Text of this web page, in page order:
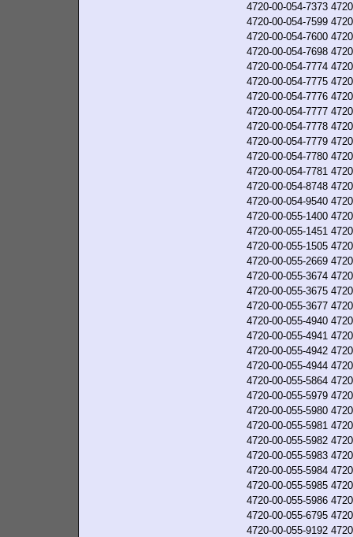
4720-00-054-7373
4720-00-054-7599
4720-00-054-7600
4720-00-054-7698
4720-00-054-7774
4720-00-054-7775
4720-00-054-7776
4720-00-054-7777
4720-00-054-7778
4720-00-054-7779
4720-00-054-7780
4720-00-054-7781
4720-00-054-8748
4720-00-054-9540
4720-00-055-1400
4720-00-055-1451
4720-00-055-1505
4720-00-055-2669
4720-00-055-3674
4720-00-055-3675
4720-00-055-3677
4720-00-055-4940
4720-00-055-4941
4720-00-055-4942
4720-00-055-4944
4720-00-055-5864
4720-00-055-5979
4720-00-055-5980
4720-00-055-5981
4720-00-055-5982
4720-00-055-5983
4720-00-055-5984
4720-00-055-5985
4720-00-055-5986
4720-00-055-6795
4720-00-055-9192